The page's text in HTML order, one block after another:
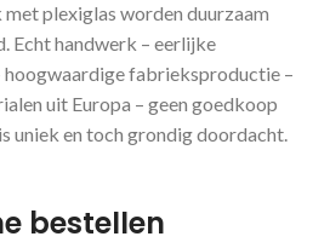
plexiglas worden duurzaam
Echt handwerk – eerlijke
hoogwaardige fabrieksproductie –
uit Europa – geen goedkoop
uniek en toch grondig doordacht.
bestellen